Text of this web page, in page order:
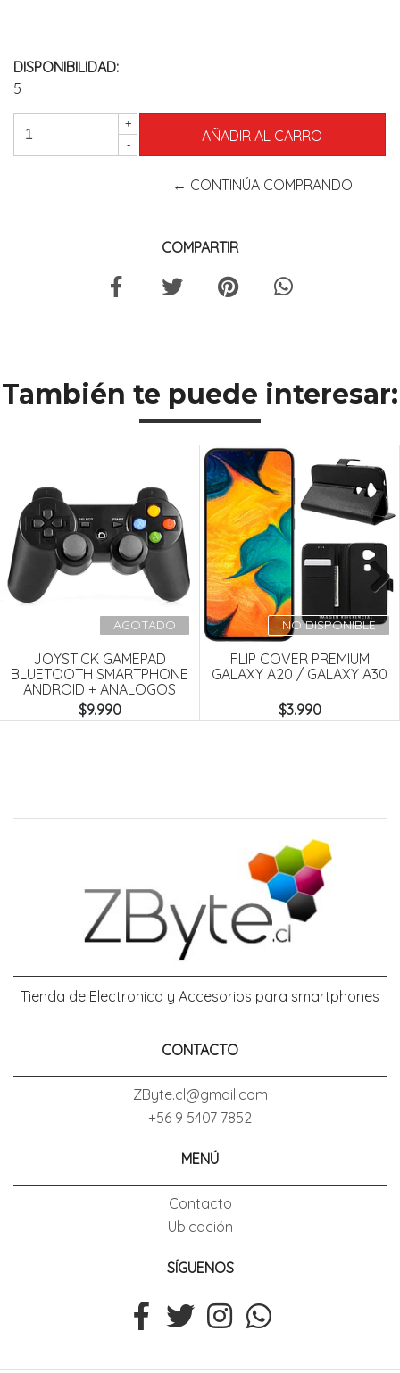
DISPONIBILIDAD:
5
+
-
← CONTINÚA COMPRANDO
COMPARTIR
También te puede interesar:
AGOTADO
JOYSTICK GAMEPAD
BLUETOOTH SMARTPHONE
ANDROID + ANALOGOS
$9.990
NO DISPONIBLE
FLIP COVER PREMIUM
GALAXY A20 / GALAXY A30
$3.990
Next
Tienda de Electronica y Accesorios para smartphones
CONTACTO
ZByte.cl@gmail.com
+56 9 5407 7852
MENÚ
Contacto
Ubicación
SÍGUENOS